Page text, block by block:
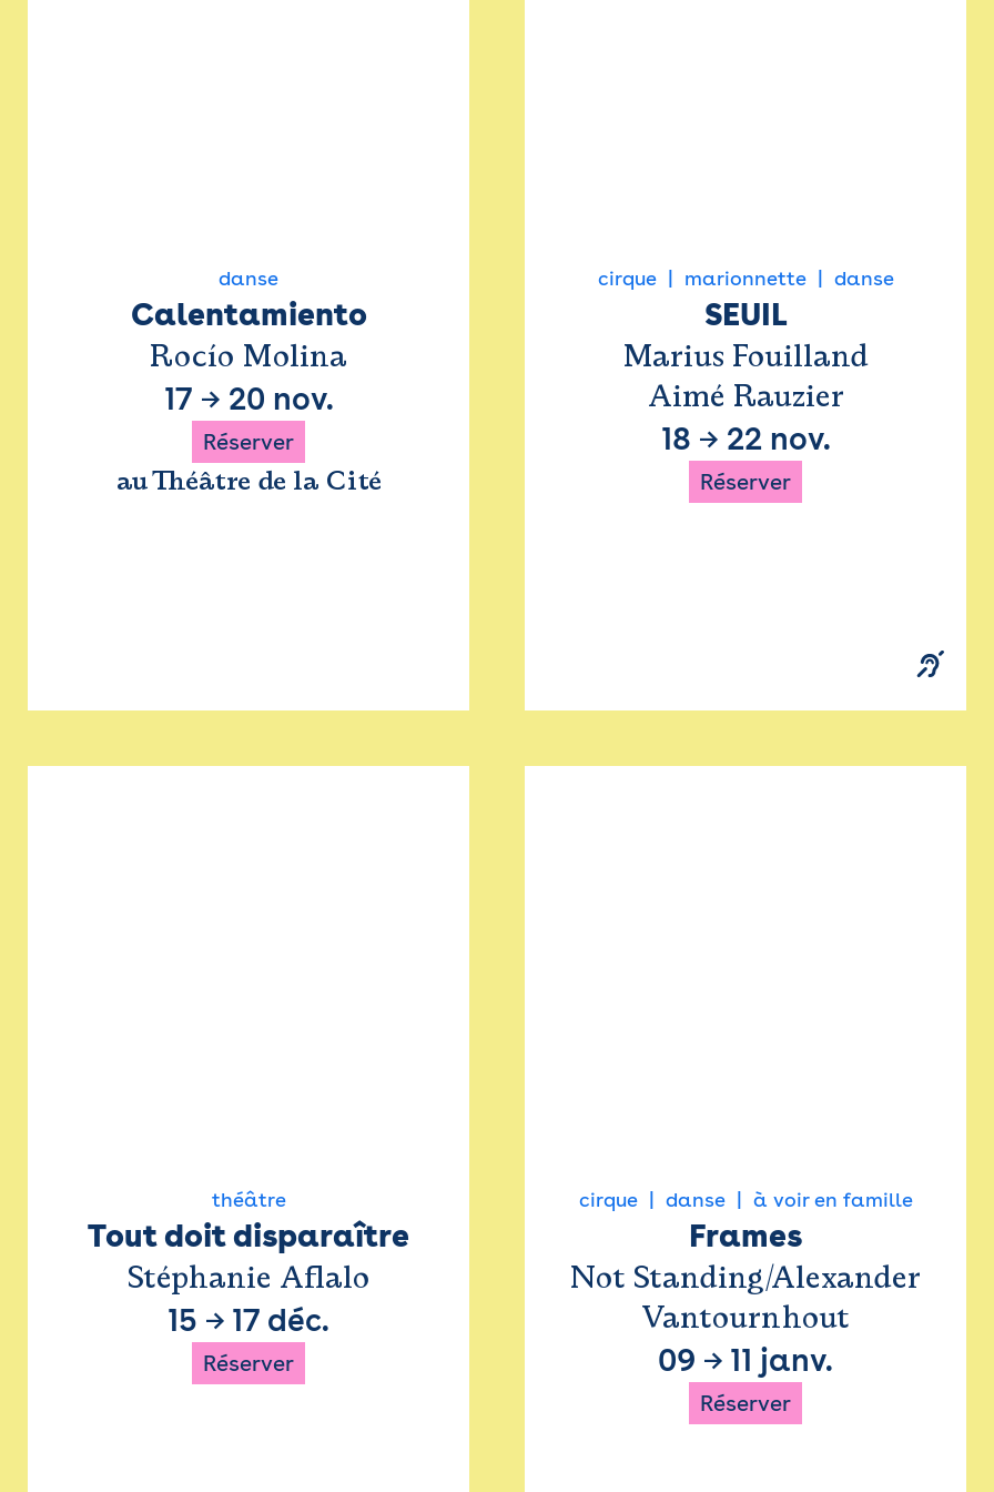
danse
Calentamiento
Rocío Molina
17 → 20 nov.
Réserver
au Théâtre de la Cité
cirque marionnette danse
SEUIL
Marius Fouilland
Aimé Rauzier
18 → 22 nov.
Réserver
théâtre
Tout doit disparaître
Stéphanie Aflalo
15 → 17 déc.
Réserver
cirque danse à voir en famille
Frames
Not Standing/Alexander
Vantournhout
09 → 11 janv.
Réserver